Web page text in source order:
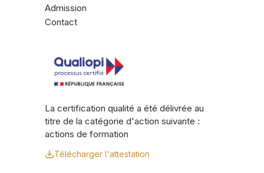
Admission
Contact
La certification qualité a été délivrée au
titre de la catégorie d'action suivante :
actions de formation
Télécharger l'attestation